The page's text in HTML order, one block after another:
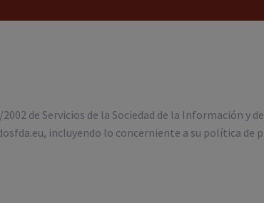
de Servicios de la Sociedad de la Información y
incluyendo lo concerniente a su política de